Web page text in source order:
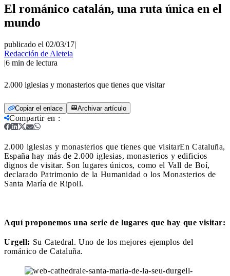
El románico catalán, una ruta única en el
mundo
publicado el 02/03/17|
Redacción de Aleteia
|6 min de lectura
2.000 iglesias y monasterios que tienes que visitar
Copiar el enlace Archivar artículo
Compartir en :
2.000 iglesias y monasterios que tienes que visitarEn Cataluña,
España hay más de 2.000 iglesias, monasterios y edificios
dignos de visitar. Son lugares únicos, como el Vall de Boí,
declarado Patrimonio de la Humanidad o los Monasterios de
Santa María de Ripoll.
Aquí proponemos una serie de lugares que hay que visitar:
Urgell: Su Catedral. Uno de los mejores ejemplos del
románico de Cataluña.